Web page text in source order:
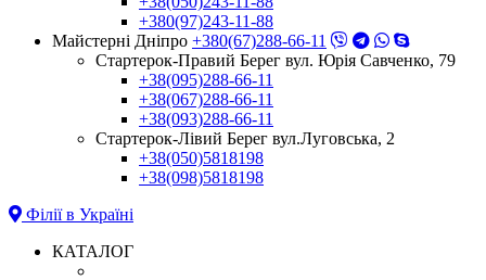
+380(97)243-11-88
Майстерні Днiпро +380(67)288-66-11
Стартерок-Правий Берег вул. Юрія Савченко, 79
+38(095)288-66-11
+38(067)288-66-11
+38(093)288-66-11
Стартерок-Лівий Берег вул.Луговська, 2
+38(050)5818198
+38(098)5818198
Філії в Україні
КАТАЛОГ